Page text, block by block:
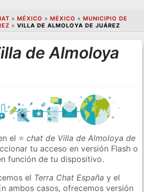
» MÉXICO » MÉXICO » MUNICIPIO DE
» VILLA DE ALMOLOYA DE JUÁREZ
de Almoloya
el ⭐chat de Villa de Almoloya de
tu acceso en versión Flash o
función de tu dispositivo.
el Terra Chat España y el
ambos casos, ofrecemos versión